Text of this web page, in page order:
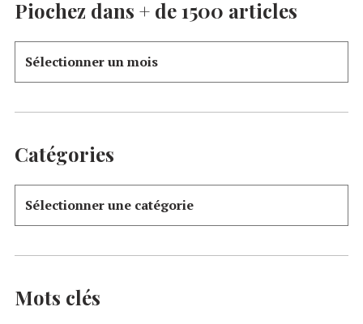
Piochez dans + de 1500 articles
Catégories
Mots clés